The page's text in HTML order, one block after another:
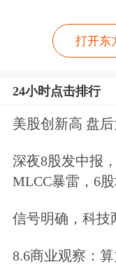
说：“我们不
真实价值才
的业务有实
这么大的风
发，风格不漂
打开东
24小时点击排行
美股创新高 盘
深夜8股发中报
MLCC暴雷，6
信号明确，科技
8.6商业观察：